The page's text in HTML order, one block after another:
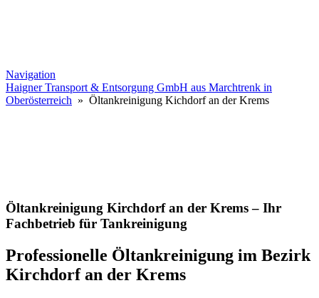
Navigation
Haigner Transport & Entsorgung GmbH aus Marchtrenk in
Oberösterreich » Öltankreinigung Kichdorf an der Krems
Öltankreinigung Kirchdorf an der Krems – Ihr
Fachbetrieb für Tankreinigung
Professionelle Öltankreinigung im Bezirk
Kirchdorf an der Krems